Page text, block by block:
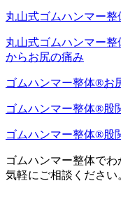
丸山式ゴムハンマー
丸山式ゴムハンマー
からお尻の痛み
ゴムハンマー整体®︎お
ゴムハンマー整体®︎股
ゴムハンマー整体®︎股
ゴムハンマー整体で
気軽にご相談ください